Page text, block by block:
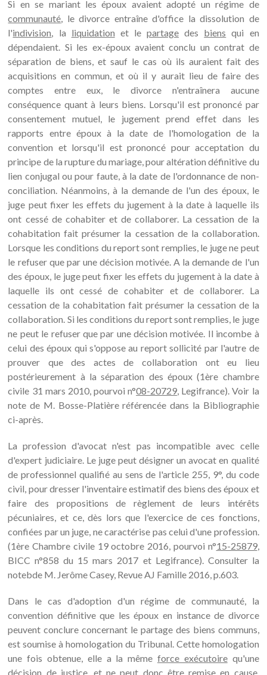
Si en se mariant les époux avaient adopté un régime de
communauté, le divorce entraîne d'office la dissolution de
l'indivision, la liquidation et lepartage des biens qui en
dépendaient. Si les ex-époux avaient conclu un contrat de
séparation de biens, et sauf le cas où ils auraient fait des
acquisitions en commun, et où il y aurait lieu de faire des
comptes entre eux, le divorce n'entraînera aucune
conséquence quant à leurs biens. Lorsqu'il est prononcé par
consentement mutuel, le jugement prend effet dans les
rapports entre époux à la date de l'homologation de la
convention et lorsqu'il est prononcé pour acceptation du
principe de la rupture du mariage, pour altération définitive du
lien conjugal ou pour faute, à la date de l'ordonnance de non-
conciliation. Néanmoins, à la demande de l'un des époux, le
juge peut fixer les effets du jugement à la date à laquelle ils
ont cessé de cohabiter et de collaborer. La cessation de la
cohabitation fait présumer la cessation de la collaboration.
Lorsque les conditions du report sont remplies, le juge ne peut
le refuser que par une décision motivée. A la demande de l'un
des époux, le juge peut fixer les effets du jugement à la date à
laquelle ils ont cessé de cohabiter et de collaborer. La
cessation de la cohabitation fait présumer la cessation de la
collaboration. Si les conditions du report sont remplies, le juge
ne peut le refuser que par une décision motivée. Il incombe à
celui des époux qui s'oppose au report sollicité par l'autre de
prouver que des actes de collaboration ont eu lieu
postérieurement à la séparation des époux (1ère chambre
civile 31 mars 2010, pourvoi n°08-20729, Legifrance). Voir la
note de M. Bosse-Platière référencée dans la Bibliographie
ci-après.
La profession d'avocat n'est pas incompatible avec celle
d'expert judiciaire. Le juge peut désigner un avocat en qualité
de professionnel qualifié au sens de l'article 255, 9°, du code
civil, pour dresser l'inventaire estimatif des biens des époux et
faire des propositions de règlement de leurs intérêts
pécuniaires, et ce, dès lors que l'exercice de ces fonctions,
confiées par un juge, ne caractérise pas celui d'une profession.
(1ère Chambre civile 19 octobre 2016, pourvoi n°15-25879,
BICC n°858 du 15 mars 2017 et Legifrance). Consulter la
notebde M. Jerôme Casey, Revue AJ Famille 2016, p.603.
Dans le cas d'adoption d'un régime de communauté, la
convention définitive que les époux en instance de divorce
peuvent conclure concernant le partage des biens communs,
est soumise à homologation du Tribunal. Cette homologation
une fois obtenue, elle a la même force exécutoirequ'une
décision de justice, et ne peut donc être remise en cause.